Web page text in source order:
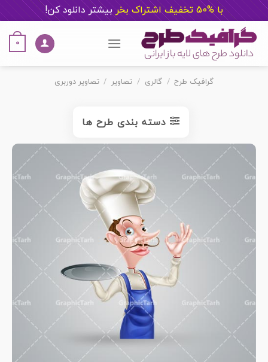
با %50 تخفیف اشتراک بخر بیشتر دانلود کن!
content
0
گرافیک طرح / گالری / تصاویر / تصاویر دوربری
دسته بندی طرح ها